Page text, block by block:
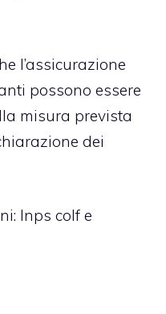
l’assicurazione
possono essere
misura prevista
dei
Inps colf e